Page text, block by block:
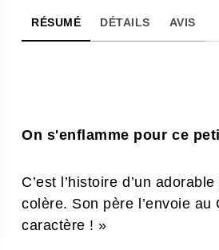
RÉSUMÉ DÉTAILS AVIS
On s'enflamme pour ce
C’est l’histoire d’un
colère. Son père l’envoie
caractère ! »